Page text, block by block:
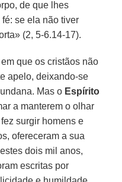
de que lhes
se ela não tiver
(2, 5-6.14-17).
que os cristãos não
apelo, deixando-se
Mas o Espírito
a manterem o olhar
surgir homens e
ofereceram a sua
dois mil anos,
escritas por